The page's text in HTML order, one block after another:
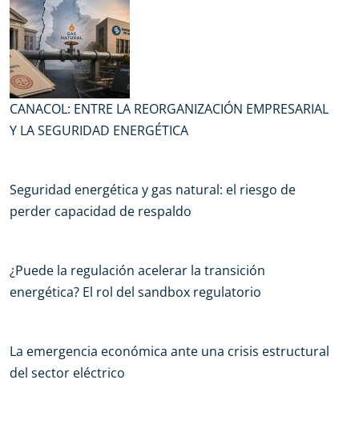
CANACOL: ENTRE LA REORGANIZACIÓN EMPRESARIAL
Y LA SEGURIDAD ENERGÉTICA
Seguridad energética y gas natural: el riesgo de
perder capacidad de respaldo
¿Puede la regulación acelerar la transición
energética? El rol del sandbox regulatorio
La emergencia económica ante una crisis estructural
del sector eléctrico